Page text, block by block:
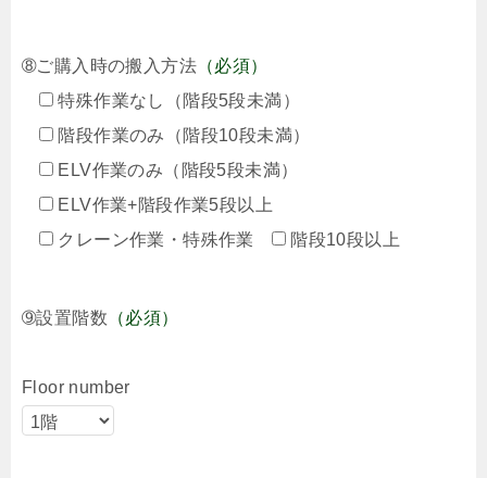
➇ご購入時の搬入方法 （必須）
特殊作業なし（階段5段未満）
階段作業のみ（階段10段未満）
ELV作業のみ（階段5段未満）
ELV作業+階段作業5段以上
クレーン作業・特殊作業
階段10段以上
➈設置階数 （必須）
Floor number